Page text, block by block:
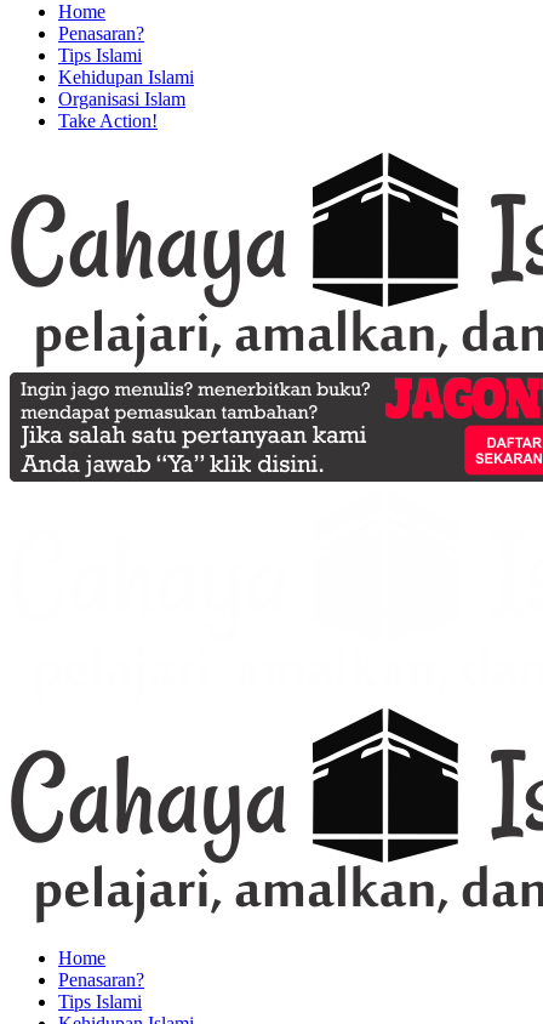
Home
Penasaran?
Tips Islami
Kehidupan Islami
Organisasi Islam
Take Action!
Home
Penasaran?
Tips Islami